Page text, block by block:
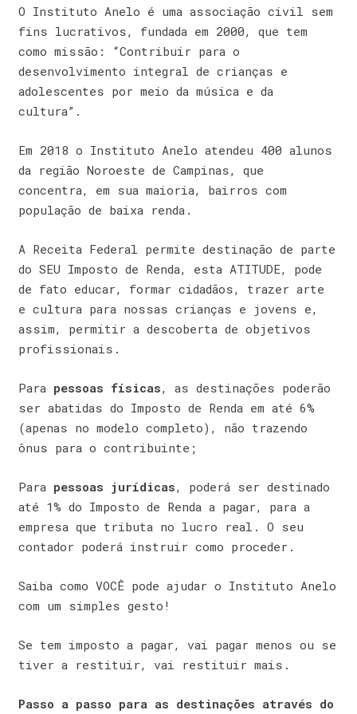
O Instituto Anelo é uma associação civil sem
fins lucrativos, fundada em 2000, que tem
como missão: “Contribuir para o
desenvolvimento integral de crianças e
adolescentes por meio da música e da
cultura”.
Em 2018 o Instituto Anelo atendeu 400 alunos
da região Noroeste de Campinas, que
concentra, em sua maioria, bairros com
população de baixa renda.
A Receita Federal permite destinação de parte
do SEU Imposto de Renda, esta ATITUDE, pode
de fato educar, formar cidadãos, trazer arte
e cultura para nossas crianças e jovens e,
assim, permitir a descoberta de objetivos
profissionais.
Para pessoas físicas, as destinações poderão
ser abatidas do Imposto de Renda em até 6%
(apenas no modelo completo), não trazendo
ônus para o contribuinte;
Para pessoas jurídicas, poderá ser destinado
até 1% do Imposto de Renda a pagar, para a
empresa que tributa no lucro real. O seu
contador poderá instruir como proceder.
Saiba como VOCÊ pode ajudar o Instituto Anelo
com um simples gesto!
Se tem imposto a pagar, vai pagar menos ou se
tiver a restituir, vai restituir mais.
Passo a passo para as destinações através do